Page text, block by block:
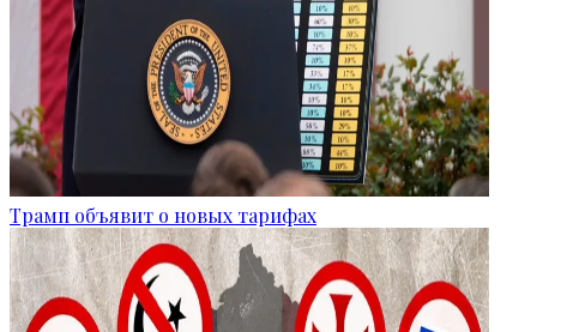
Трамп объявит о новых тарифах